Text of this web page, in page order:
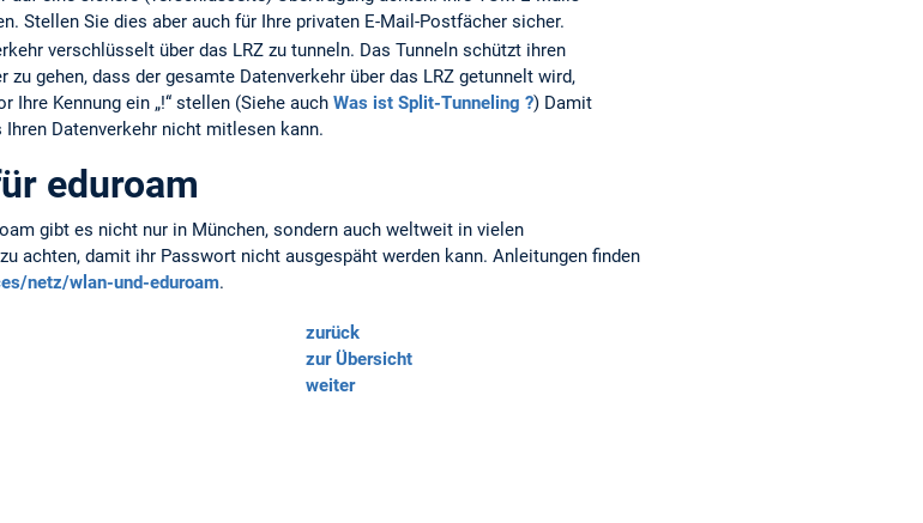
Stellen Sie dies aber auch für Ihre privaten E-Mail-Postfächer sicher.
verschlüsselt über das LRZ zu tunneln. Das Tunneln schützt ihren
gehen, dass der gesamte Datenverkehr über das LRZ getunnelt wird,
Ihre Kennung ein „!“ stellen (Siehe auch Was ist Split-Tunneling ?) Damit
Datenverkehr nicht mitlesen kann.
eduroam
gibt es nicht nur in München, sondern auch weltweit in vielen
achten, damit ihr Passwort nicht ausgespäht werden kann. Anleitungen finden
netz/wlan-und-eduroam.
zurück
zur Übersicht
weiter